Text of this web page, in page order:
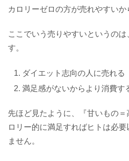
カロリーゼロの方が売れやすいか
ここでいう売りやすいというのは
す。
ダイエット志向の人に売れる
満足感がないからより消費す
先ほど見たように、『甘いもの
ロリー的に満足すればヒトは必
ません。